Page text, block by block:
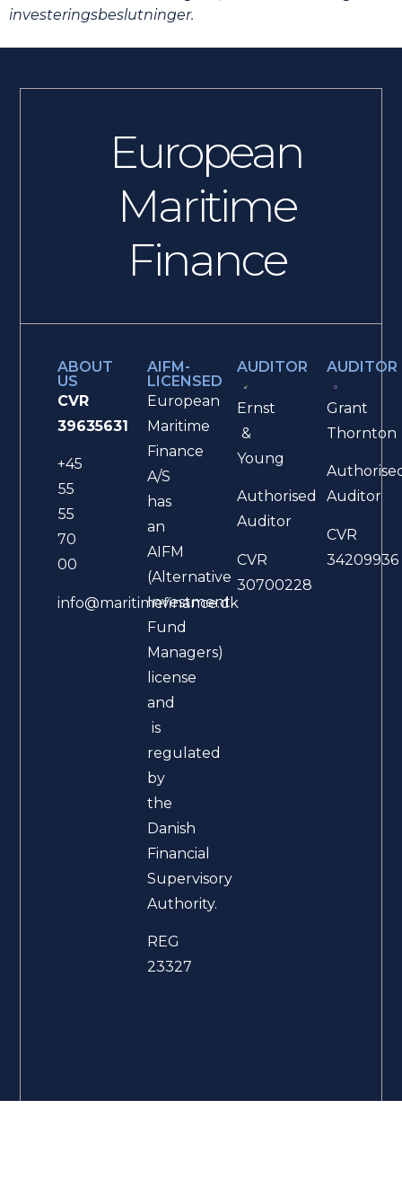
investeringsbeslutninger.
European
Maritime
Finance
ABOUT
US
CVR
39635631
+45
55
55
70
00
info@maritimefinance.dk
AIFM-
LICENSED
European
Maritime
Finance
A/S
has
an
AIFM
(Alternative
Investment
Fund
Managers)
license
and
is
regulated
by
the
Danish
Financial
Supervisory
Authority.
REG
23327
AUDITOR
Ernst
&
Young
Authorised
Auditor
CVR
30700228
AUDITOR
Grant
Thornton
Auditor
CVR
34209936